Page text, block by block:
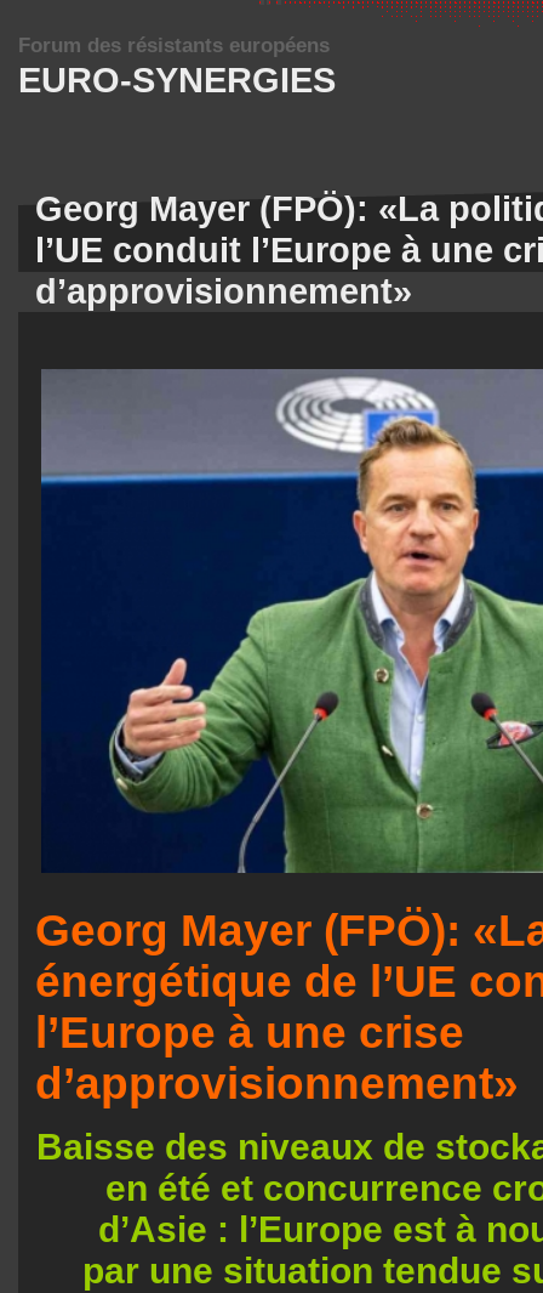
EURO-SYNERGIES
Forum des résistants européens
Georg Mayer (FPÖ): «La
l’UE conduit l’Europe à une
d’approvisionnement»
Georg Mayer (FPÖ):
énergétique de l’UE
l’Europe à une crise
d’approvisionnement»
Baisse des niveaux de
en été et concurrence
d’Asie : l’Europe est à
par une situation tendue